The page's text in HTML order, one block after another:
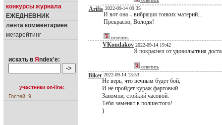
конкурсы журнала
ЕЖЕДНЕВНИК
лента комментариев
мегарейтинг
искать в Я ndex'е:
участники on-line:
Гостей: 9
Arifis 2022-09-14 09:35
И вот она – вибрация тонких материй...
Прекрасно, Володя!
ответить
VKondakov 2022-09-14 19:42
Я покраснел от удовольствия
ответить
Biker 2022-09-14 13:53
Не верь, что вечным будет бой,
И не пройдет кураж фартовый…
Запомни, стойкий часовой:
Тебя заменят в полшестого!
)